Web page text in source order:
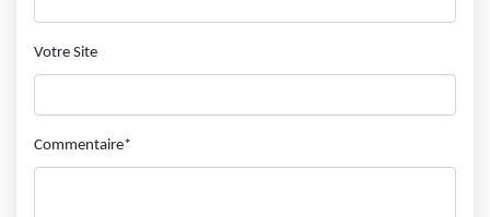
Votre Site
Commentaire*